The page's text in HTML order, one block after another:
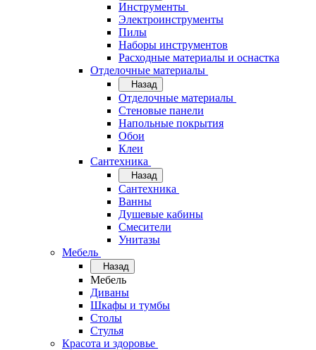
Инструменты
Электроинструменты
Пилы
Наборы инструментов
Расходные материалы и оснастка
Отделочные материалы
Назад
Отделочные материалы
Стеновые панели
Напольные покрытия
Обои
Клеи
Сантехника
Назад
Сантехника
Ванны
Душевые кабины
Смесители
Унитазы
Мебель
Назад
Мебель
Диваны
Шкафы и тумбы
Столы
Стулья
Красота и здоровье